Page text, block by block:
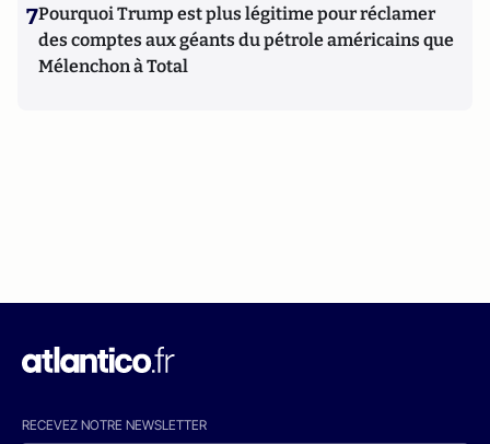
7Pourquoi Trump est plus légitime pour réclamer
des comptes aux géants du pétrole américains que
Mélenchon à Total
RECEVEZ NOTRE NEWSLETTER